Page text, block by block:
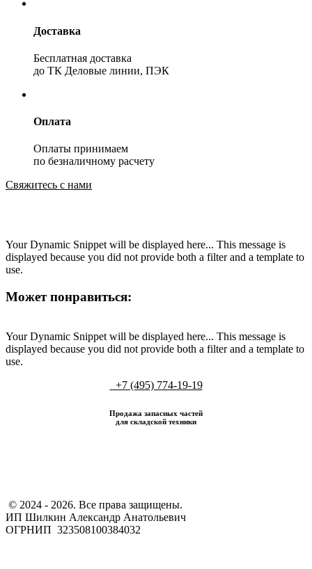
Доставка
Бесплатная доставка
до ТК Деловые линии, ПЭК
Оплата
Оплаты принимаем
по безналичному расчету
Свяжитесь с нами
Your Dynamic Snippet will be displayed here... This message is
displayed because you did not provide both a filter and a template to
use.
Может понравиться:
Your Dynamic Snippet will be displayed here... This message is
displayed because you did not provide both a filter and a template to
use.
+7 (495) 774-19-19
Продажа запасных частей
для складской техники
​ © 2024 - 2026. Все права защищены.
ИП Шилкин Александр Анатольевич
ОГРНИП 323508100384032